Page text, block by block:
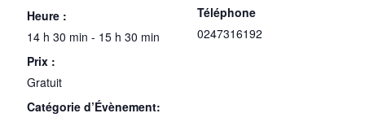
Heure :
14 h 30 min - 15 h 30 min
Prix :
Gratuit
Catégorie d’Évènement:
Téléphone
0247316192